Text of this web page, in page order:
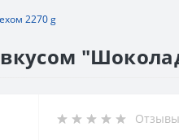
2270 g